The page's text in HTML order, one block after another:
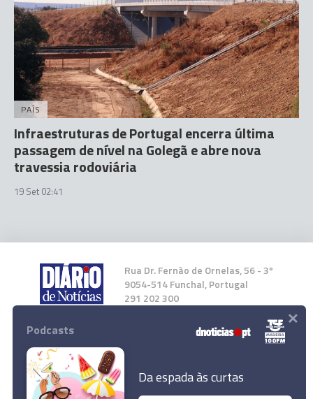
PAÍS
Infraestruturas de Portugal encerra última
passagem de nível na Golegã e abre nova
travessia rodoviária
19 Set 02:41
Rua Dr. Fernão de Ornelas, 56 - 3º
9054-514 Funchal, Portugal
291 202 300
Instale a nossa App
Podcasts
Da espada às curtas
×